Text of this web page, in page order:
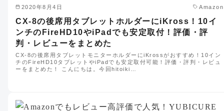
2020年8月4日 Amazon
CX-8の後席用タブレットホルダーにiKross！10イ
ンチのFireHD10やiPadでも安定取付！評価・評
判・レビューをまとめた
CX-8の後席用タブレットモニターホルダーにiKrossがおすすめ！10イン
チのFireHD10タブレットやiPadでも安定取付可能！評価・評判・レビュ
ーをまとめた！ こんにちは。今回hitoiki…